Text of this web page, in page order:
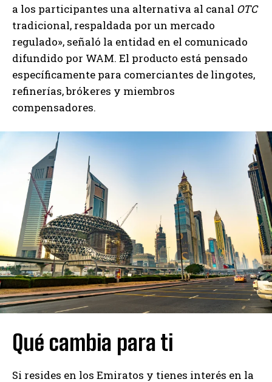
a los participantes una alternativa al canal OTC
tradicional, respaldada por un mercado
regulado», señaló la entidad en el comunicado
difundido por WAM. El producto está pensado
específicamente para comerciantes de lingotes,
refinerías, brókeres y miembros
compensadores.
Qué cambia para ti
Si resides en los Emiratos y tienes interés en la